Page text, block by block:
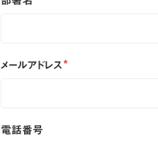
メールアドレス*
電話番号